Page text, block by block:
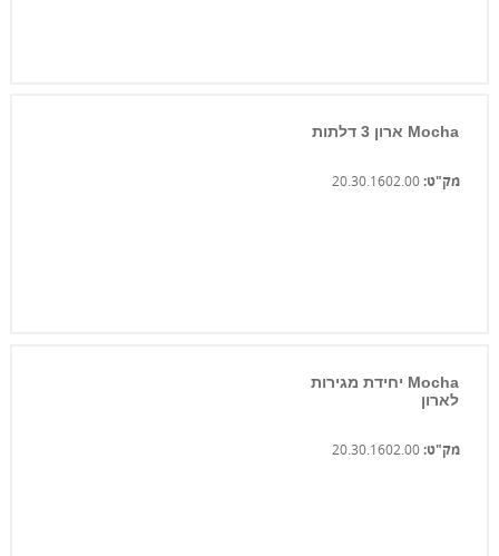
Mocha ארון 3 דלתות
מק"ט:20.30.1602.00
Mocha יחידת מגירות
לארון
מק"ט:20.30.1602.00